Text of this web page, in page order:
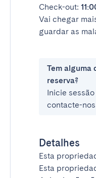
Check-out:
Vai chegar
guardar as
Tem alguma
reserva?
Inicie
contacte-
Detalhes
Esta
Esta